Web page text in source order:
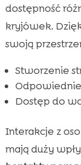
dostępność
kryjówek.
swoją
Stworzenie
Dostęp do
Interakcje z
mają duży